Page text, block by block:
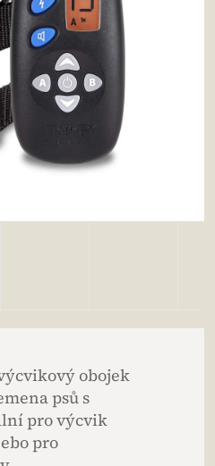
obojek
psů s
pro výcvik
pro